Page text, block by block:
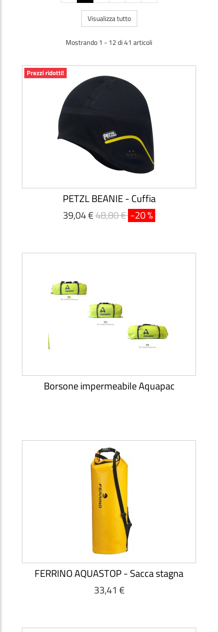
Visualizza tutto
Mostrando 1 - 12 di 41 articoli
Prezzi ridotti!
PETZL BEANIE - Cuffia
39,04 €48,80 € -20 %
Borsone impermeabile Aquapac
FERRINO AQUASTOP - Sacca stagna
33,41 €